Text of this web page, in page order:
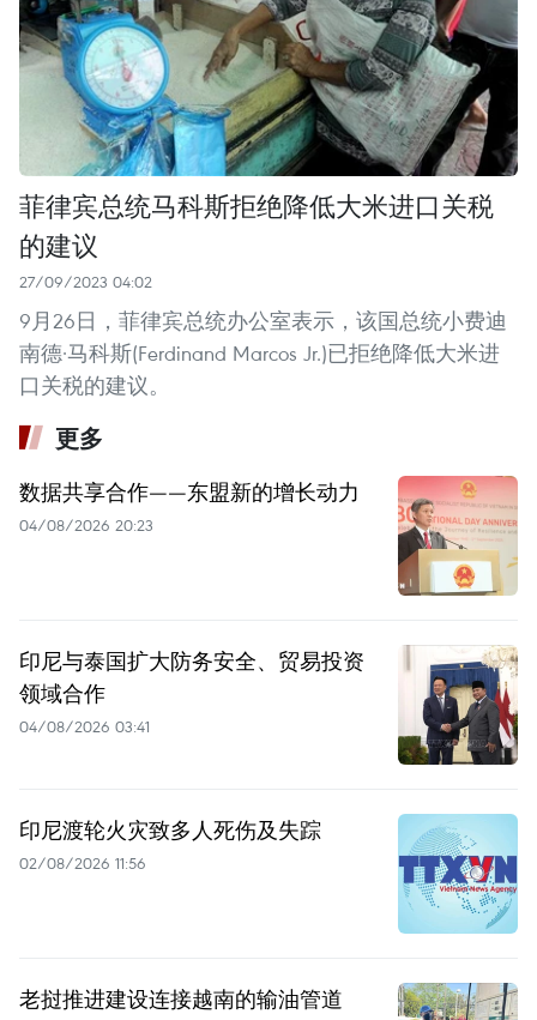
菲律宾总统马科斯拒绝降低大米进口关税
的建议
27/09/2023 04:02
9月26日，菲律宾总统办公室表示，该国总统小费迪
南德·马科斯(Ferdinand Marcos Jr.)已拒绝降低大米进
口关税的建议。
更多
数据共享合作——东盟新的增长动力
04/08/2026 20:23
印尼与泰国扩大防务安全、贸易投资
领域合作
04/08/2026 03:41
印尼渡轮火灾致多人死伤及失踪
02/08/2026 11:56
老挝推进建设连接越南的输油管道